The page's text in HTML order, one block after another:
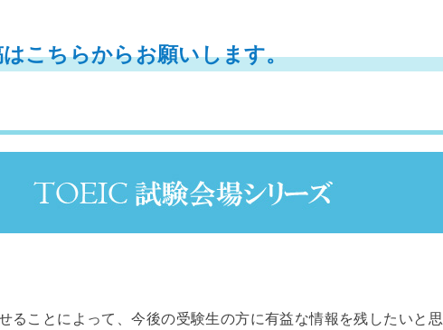
こちらからお願いします。
ることによって、今後の受験生の方に有益な情報を残したいと思